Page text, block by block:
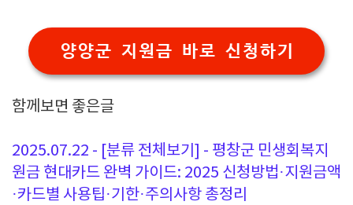
양양군 지원금 바로 신청하기
함께보면 좋은글
2025.07.22 - [분류 전체보기] - 평창군 민생회복지
원금 현대카드 완벽 가이드: 2025 신청방법·지원금액
·카드별 사용팁·기한·주의사항 총정리